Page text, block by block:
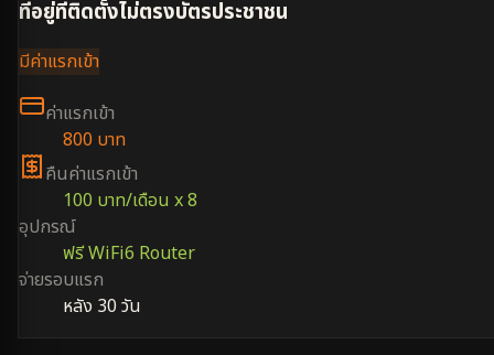
ที่อยู่ที่ติดตั้งไม่ตรงบัตรประชาชน
มีค่าแรกเข้า
ค่าแรกเข้า
800 บาท
คืนค่าแรกเข้า
100 บาท/เดือน x 8
อุปกรณ์
ฟรี WiFi6 Router
จ่ายรอบแรก
หลัง 30 วัน